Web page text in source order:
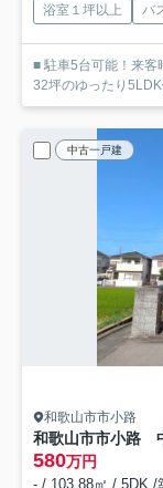
浴室１坪以上
バ
■ 駐車5台可能！来客
32坪のゆったり
中古一戸建
和歌山市市小路
和歌山市市小路
580万円
- / 103.88㎡ / 5DK /